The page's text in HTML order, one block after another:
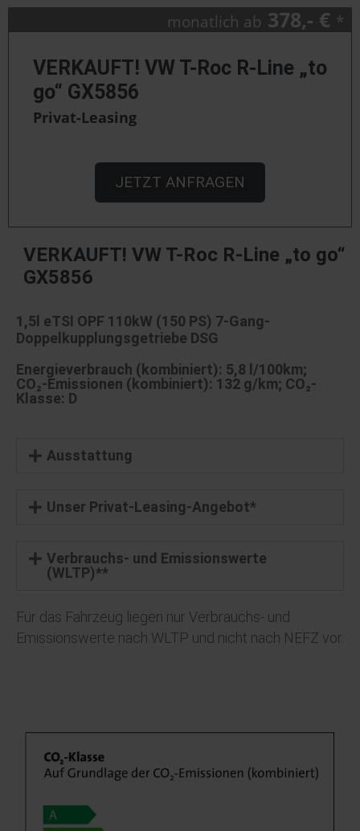
monatlich ab 378,- € *
VERKAUFT! VW T-Roc R-Line „to
go“ GX5856
Privat-Leasing
JETZT ANFRAGEN
VERKAUFT! VW T-Roc R-Line „to go“
GX5856
1,5l eTSI OPF 110kW (150 PS) 7-Gang-
Doppelkupplungsgetriebe DSG
Energieverbrauch (kombiniert): 5,8 l/100km;
CO₂-Emissionen (kombiniert): 132 g/km; CO₂-
Klasse: D
Ausstattung
Unser Privat-Leasing-Angebot*
Verbrauchs- und Emissionswerte
(WLTP)**
Für das Fahrzeug liegen nur Verbrauchs- und
Emissionswerte nach WLTP und nicht nach NEFZ vor.